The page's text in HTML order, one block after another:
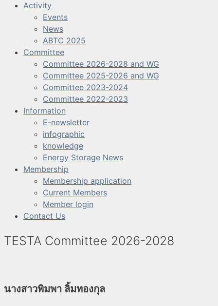
Activity
Events
News
ABTC 2025
Committee
Committee 2026-2028 and WG
Committee 2025-2026 and WG
Committee 2023-2024
Committee 2022-2023
Information
E-newsletter
infographic
knowledge
Energy Storage News
Membership
Membership application
Current Members
Member login
Contact Us
TESTA Committee 2026-2028
นางสาวพิมพา ลิ้มทองกุล